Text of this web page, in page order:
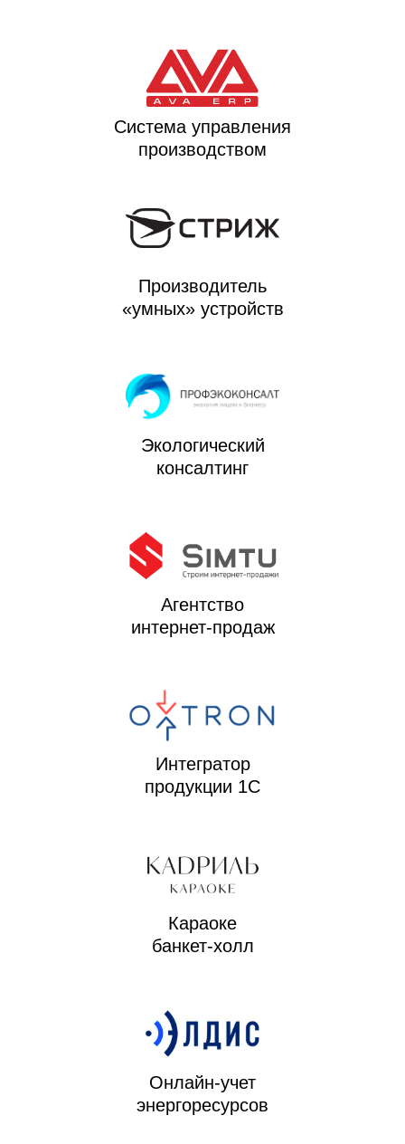
Система управления
производством
Производитель
«умных» устройств
Агентство
интернет-продаж
Интегратор
продукции 1С
Караоке
банкет-холл
Экологический
консалтинг
Онлайн-учет
энергоресурсов